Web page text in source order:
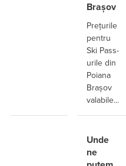
Brașov
Prețurile
pentru
Ski Pass-
urile din
Poiana
Brașov
valabile...
Unde
ne